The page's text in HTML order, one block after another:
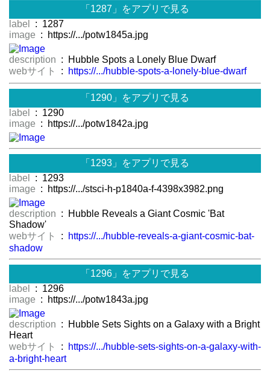
「1287」をアプリで見る
label
: 1287
image : https://.../potw1845a.jpg
description : Hubble Spots a Lonely Blue Dwarf
webサイト
: https://.../hubble-spots-a-lonely-blue-dwarf
「1290」をアプリで見る
label
: 1290
image : https://.../potw1842a.jpg
「1293」をアプリで見る
label
: 1293
image : https://.../stsci-h-p1840a-f-4398x3982.png
description : Hubble Reveals a Giant Cosmic 'Bat
Shadow'
webサイト
:
https://.../hubble-reveals-a-giant-cosmic-bat-
shadow
「1296」をアプリで見る
label
: 1296
image : https://.../potw1843a.jpg
description : Hubble Sets Sights on a Galaxy with a Bright
Heart
webサイト
:
https://.../hubble-sets-sights-on-a-galaxy-with-
a-bright-heart